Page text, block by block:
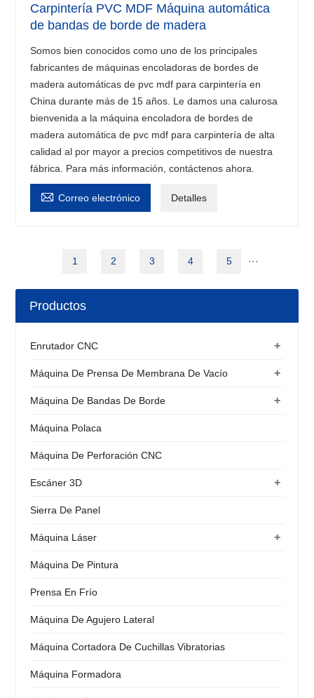
Carpintería PVC MDF Máquina automática
de bandas de borde de madera
Somos bien conocidos como uno de los principales
fabricantes de máquinas encoladoras de bordes de
madera automáticas de pvc mdf para carpintería en
China durante más de 15 años. Le damos una calurosa
bienvenida a la máquina encoladora de bordes de
madera automática de pvc mdf para carpintería de alta
calidad al por mayor a precios competitivos de nuestra
fábrica. Para más información, contáctenos ahora.
 Correo electrónico Detalles
1 2 3 4 5 ···
Productos
+
Enrutador CNC
+
Máquina De Prensa De Membrana De Vacío
+
Máquina De Bandas De Borde
Máquina Polaca
Máquina De Perforación CNC
+
Escáner 3D
Sierra De Panel
+
Máquina Láser
Máquina De Pintura
Prensa En Frío
Máquina De Agujero Lateral
Máquina Cortadora De Cuchillas Vibratorias
Máquina Formadora